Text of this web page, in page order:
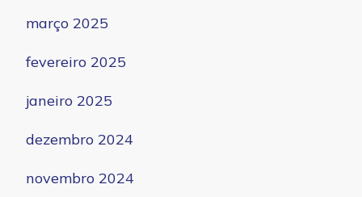
março 2025
fevereiro 2025
janeiro 2025
dezembro 2024
novembro 2024